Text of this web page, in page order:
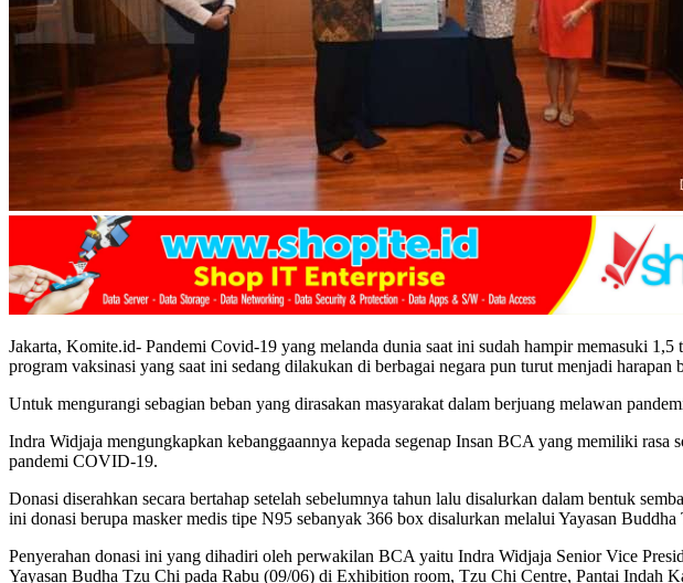
Jakarta, Komite.id- Pandemi Covid-19 yang melanda dunia saat ini sudah hampir memasuki
program vaksinasi yang saat ini sedang dilakukan di berbagai negara pun turut menjadi
Untuk mengurangi sebagian beban yang dirasakan masyarakat dalam berjuang melawan
Indra Widjaja mengungkapkan kebanggaannya kepada segenap Insan BCA yang memiliki
pandemi COVID-19.
Donasi diserahkan secara bertahap setelah sebelumnya tahun lalu disalurkan dalam bentuk
ini donasi berupa masker medis tipe N95 sebanyak 366 box disalurkan melalui Yayasan
Penyerahan donasi ini yang dihadiri oleh perwakilan BCA yaitu Indra Widjaja Senior Vice
Yayasan Budha Tzu Chi pada Rabu (09/06) di Exhibition room, Tzu Chi Centre, Pantai Indah